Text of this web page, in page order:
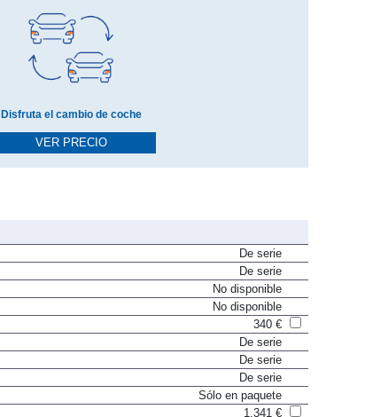
Disfruta el cambio de coche
VER PRECIO
De serie
De serie
No disponible
No disponible
340 €
De serie
De serie
De serie
Sólo en paquete
1.341 €